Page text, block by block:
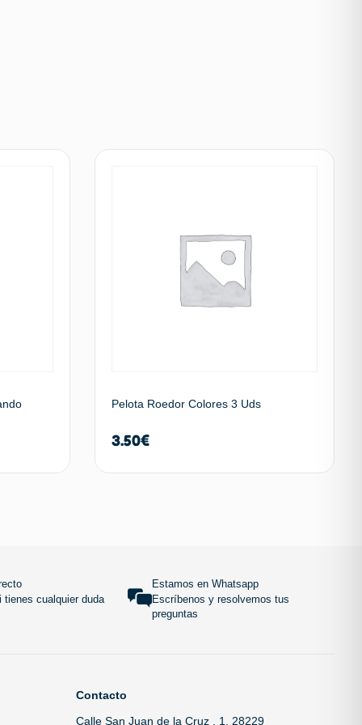
Pelota Roedor Colores 3 Uds
3.50€
tienes cualquier duda
Estamos en Whatsapp
Escríbenos y resolvemos tus
preguntas
Contacto
Calle San Juan de la Cruz , 1, 28229